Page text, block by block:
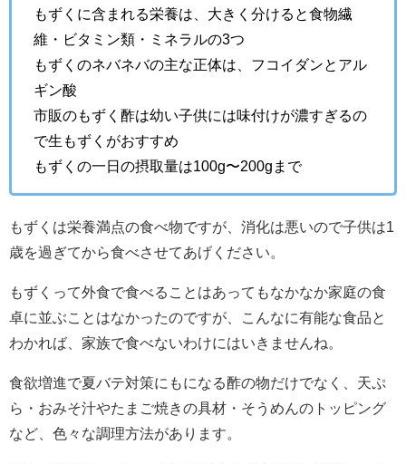
もずくに含まれる栄養は、大きく分けると食物繊
維・ビタミン類・ミネラルの3つ
もずくのネバネバの主な正体は、フコイダンとアル
ギン酸
市販のもずく酢は幼い子供には味付けが濃すぎるの
で生もずくがおすすめ
もずくの一日の摂取量は100g〜200gまで
もずくは栄養満点の食べ物ですが、消化は悪いので子供は1
歳を過ぎてから食べさせてあげください。
もずくって外食で食べることはあってもなかなか家庭の食
卓に並ぶことはなかったのですが、こんなに有能な食品と
わかれば、家族で食べないわけにはいきませんね。
食欲増進で夏バテ対策にもになる酢の物だけでなく、天ぷ
ら・おみそ汁やたまご焼きの具材・そうめんのトッピング
など、色々な調理方法があります。